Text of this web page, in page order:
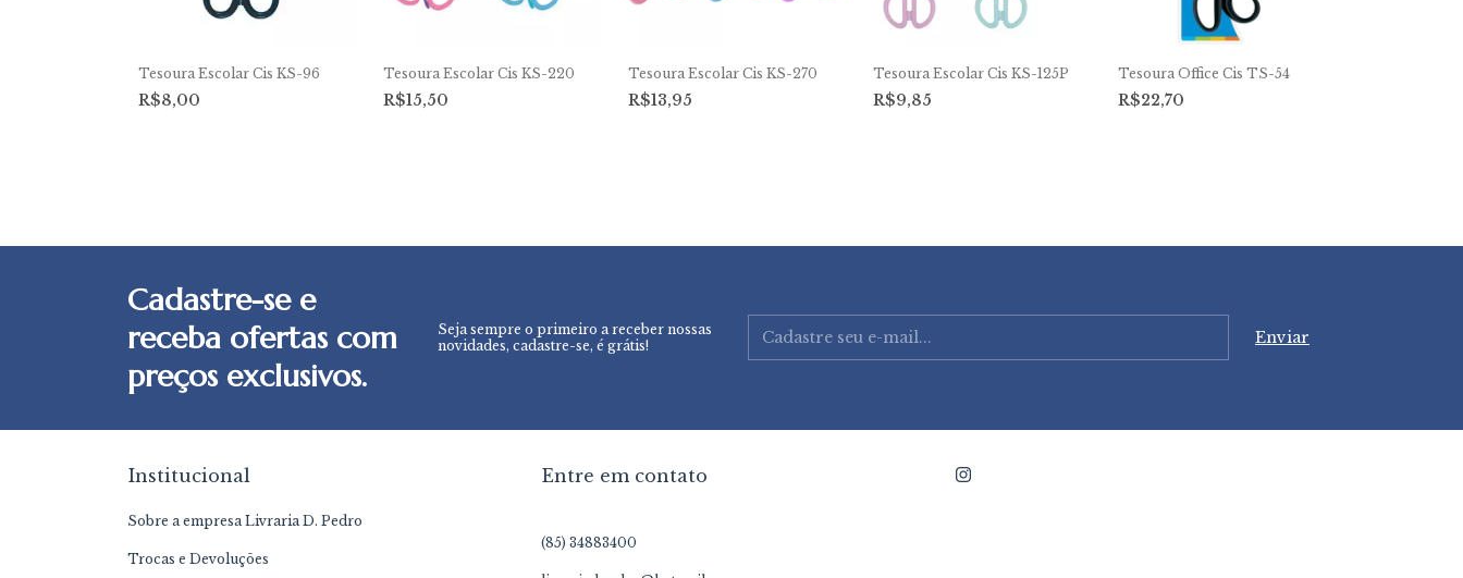
Tesoura Escolar Cis KS-96
R$8,00
Tesoura Escolar Cis KS-220
R$15,50
Tesoura Escolar Cis KS-270
R$13,95
Tesoura Escolar Cis KS-125P
R$9,85
Tesoura Office Cis TS-54
R$22,70
Cadastre-se e
receba ofertas com
preços exclusivos.
Seja sempre o primeiro a receber nossas
novidades, cadastre-se, é grátis!
Institucional
Sobre a empresa Livraria D. Pedro
Trocas e Devoluções
Entre em contato
(85) 34883400